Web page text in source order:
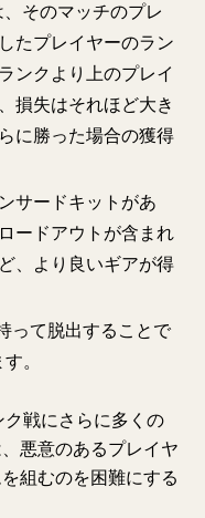
そのマッチのプレ
たプレイヤーのラン
ンクより上のプレイ
損失はそれほど大き
に勝った場合の獲得
サードキットがあ
ードアウトが含まれ
、より良いギアが得
って脱出することで
。
戦にさらに多くの
悪意のあるプレイヤ
組むのを困難にする